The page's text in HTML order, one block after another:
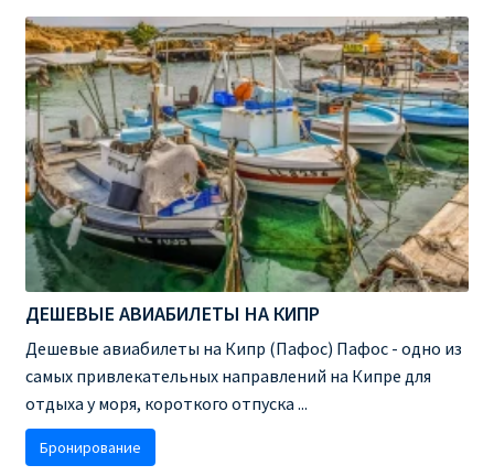
ДЕШЕВЫЕ АВИАБИЛЕТЫ НА КИПР
Дешевые авиабилеты на Кипр (Пафос) Пафос - одно из
самых привлекательных направлений на Кипре для
отдыха у моря, короткого отпуска ...
Бронирование